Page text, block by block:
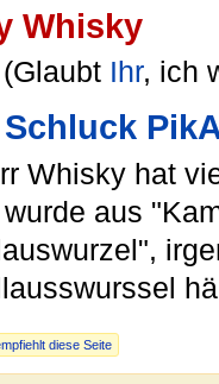
diese Seite
Whisky
Ihr, ich
Whisky hat
aus